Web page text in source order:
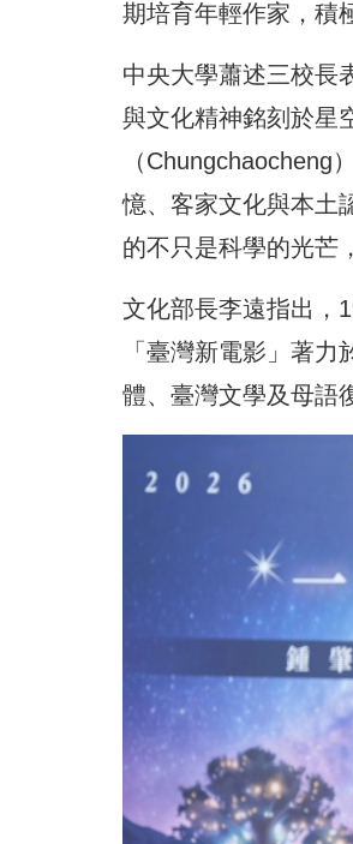
期培育年輕作家，積
中央大學蕭述三校長
與文化精神銘刻於星
（
憶、客家文化與本土
的不只是科學的光芒
文化部長李遠指出，
「臺灣新電影」著
體、臺灣文學及母語